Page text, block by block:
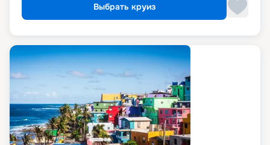
Выбрать круиз